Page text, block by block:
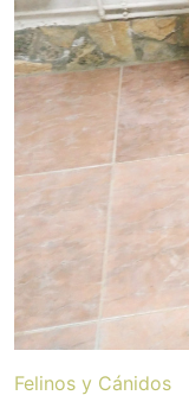
Felinos y Cánidos